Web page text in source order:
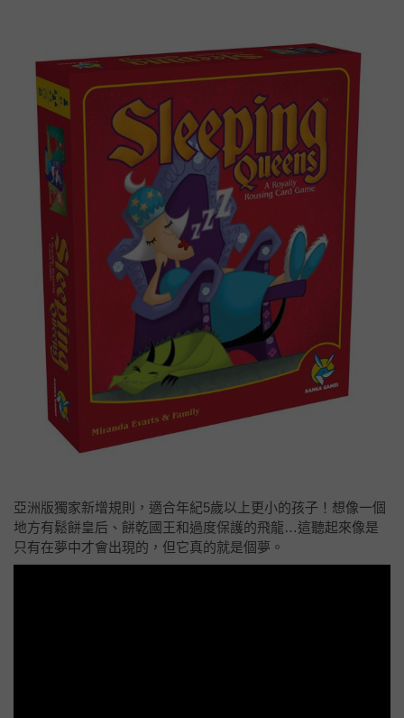
亞洲版獨家新增規則，適合年紀5歲以上更小的孩子！想像一個
地方有鬆餅皇后、餅乾國王和過度保護的飛龍…這聽起來像是
只有在夢中才會出現的，但它真的就是個夢。